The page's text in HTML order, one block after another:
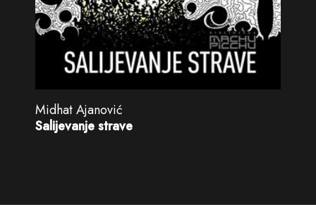
Midhat Ajanović
Salijevanje strave